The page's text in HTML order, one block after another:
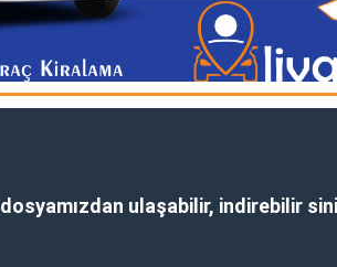
dosyamızdan ulaşabilir, indirebilir